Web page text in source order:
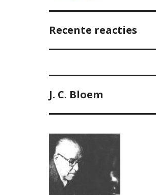
Recente reacties
J. C. Bloem